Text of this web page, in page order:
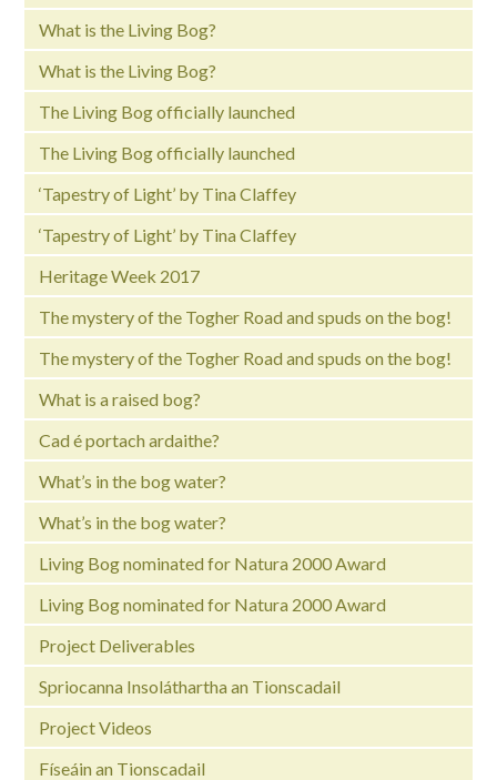
What is the Living Bog?
What is the Living Bog?
The Living Bog officially launched
The Living Bog officially launched
‘Tapestry of Light’ by Tina Claffey
‘Tapestry of Light’ by Tina Claffey
Heritage Week 2017
The mystery of the Togher Road and spuds on the bog!
The mystery of the Togher Road and spuds on the bog!
What is a raised bog?
Cad é portach ardaithe?
What’s in the bog water?
What’s in the bog water?
Living Bog nominated for Natura 2000 Award
Living Bog nominated for Natura 2000 Award
Project Deliverables
Spriocanna Insoláthartha an Tionscadail
Project Videos
Físeáin an Tionscadail